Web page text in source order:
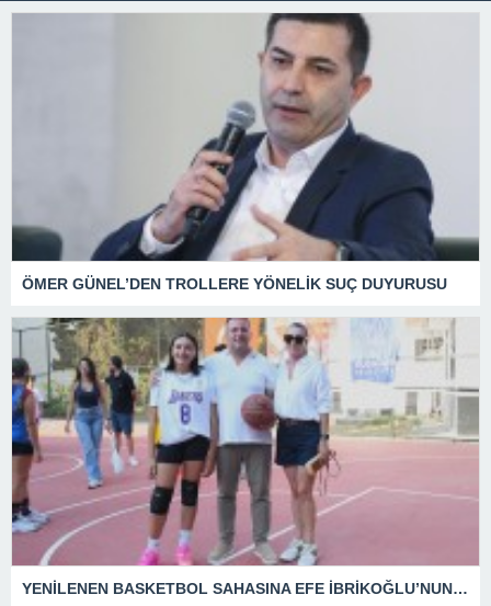
ÖMER GÜNEL’DEN TROLLERE YÖNELİK SUÇ DUYURUSU
YENİLENEN BASKETBOL SAHASINA EFE İBRİKOĞLU’NUN ADI VERİLDİ